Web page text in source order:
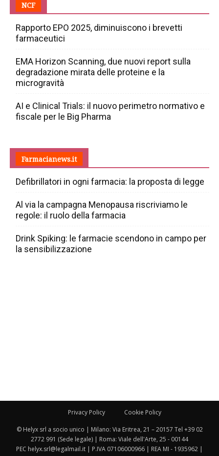
NCF
Rapporto EPO 2025, diminuiscono i brevetti
farmaceutici
EMA Horizon Scanning, due nuovi report sulla
degradazione mirata delle proteine e la
microgravità
AI e Clinical Trials: il nuovo perimetro normativo e
fiscale per le Big Pharma
Farmacianews.it
Defibrillatori in ogni farmacia: la proposta di legge
Al via la campagna Menopausa riscriviamo le
regole: il ruolo della farmacia
Drink Spiking: le farmacie scendono in campo per
la sensibilizzazione
Privacy Policy Cookie Policy
© Helyx srl a socio unico | Milano: Via Eritrea, 21 – 20157 Tel +39 02
2772 991 (Sede legale) | Roma: Viale dell'Arte, 25 - 00144
PEC helyx.srl@legalmail.it | P.IVA 07106000966 | REA MI - 1935962 |